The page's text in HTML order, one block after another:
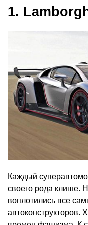
1.
Каждый
своего рода клише.
воплотились все
автоконструкторов.